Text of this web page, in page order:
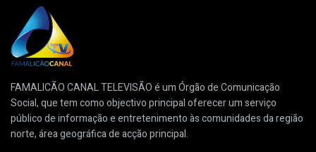
FAMALICÃO CANAL TELEVISÃO é um Órgão de Comunicação
Social, que tem como objectivo principal oferecer um serviço
público de informação e entretenimento às comunidades da região
norte, área geográfica de acção principal.